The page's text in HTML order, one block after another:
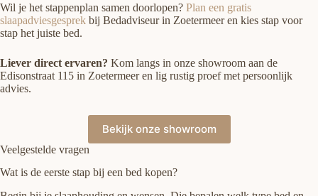
Wil je het stappenplan samen doorlopen? Plan een gratis
slaapadviesgesprek bij Bedadviseur in Zoetermeer en kies stap voor
stap het juiste bed.
Liever direct ervaren? Kom langs in onze showroom aan de
Edisonstraat 115 in Zoetermeer en lig rustig proef met persoonlijk
advies.
Bekijk onze showroom
Veelgestelde vragen
Wat is de eerste stap bij een bed kopen?